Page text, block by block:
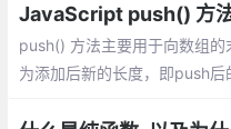
JavaScript push() 方
push() 方法主要用于向数组
为添加后新的长度，即push后